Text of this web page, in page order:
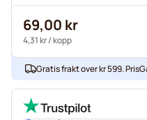
69,00 kr
4,31 kr/ kopp
Gratis frakt over kr 599.